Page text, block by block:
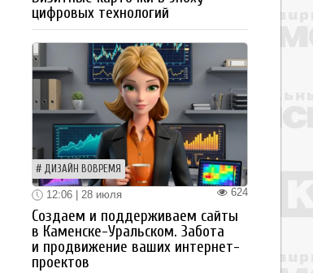
цифровых технологий
ДИЗАЙН ВОВРЕМЯ
624
12:06 | 28 июля
Создаем и поддерживаем сайты
в Каменске-Уральском. Забота
и продвижение ваших интернет-
проектов